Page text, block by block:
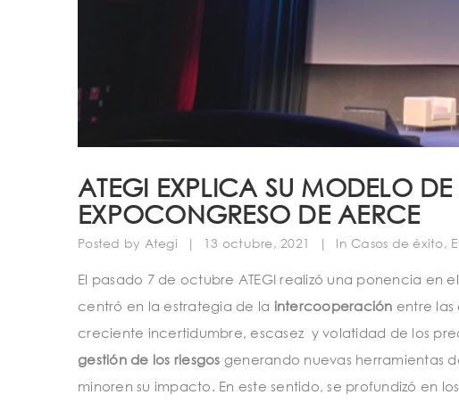
ATEGI EXPLICA SU MODELO
EXPOCONGRESO DE AERCE
Posted by Ategi | 13 octubre, 2021 | In Casos de éxito,
El pasado 7 de octubre ATEGI realizó una ponencia en
centró en la estrategia de la intercooperación entre
creciente incertidumbre, escasez y volatidad de los
gestión de los riesgos generando nuevas herramientas
minoren su impacto. En este sentido, se profundizó en